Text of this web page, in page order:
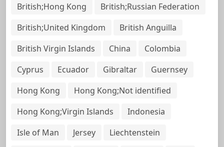
British;Hong Kong
British;Russian Federation
British;United Kingdom
British Anguilla
British Virgin Islands
China
Colombia
Cyprus
Ecuador Gibraltar
Guernsey
Hong Kong
Hong Kong;Not identified
Hong Kong;Virgin Islands
Indonesia
Isle of Man
Jersey
Liechtenstein